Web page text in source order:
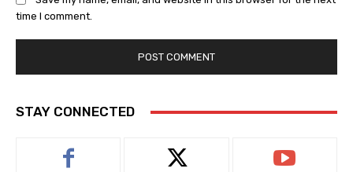
time I comment.
STAY CONNECTED